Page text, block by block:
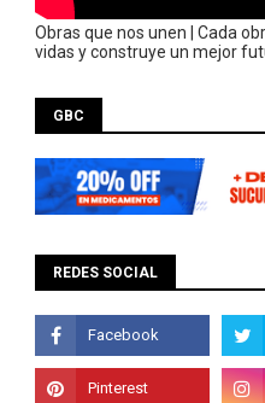
Obras que nos unen | Cada
vidas y construye un mejor
GBC
REDES SOCIAL